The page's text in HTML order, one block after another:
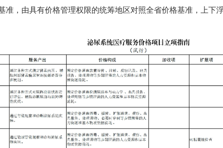
准，由具有价格管理权限的统筹地区对照全省价格基准，上下